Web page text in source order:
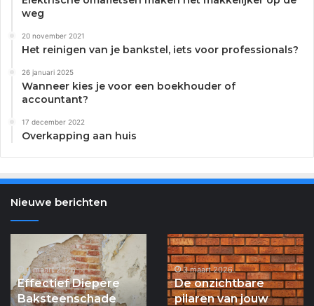
weg
20 november 2021
Het reinigen van je bankstel, iets voor professionals?
26 januari 2025
Wanneer kies je voor een boekhouder of
accountant?
17 december 2022
Overkapping aan huis
Nieuwe berichten
Diepere
Baksteenschade
Repareren
Verankert
3 maart 2026
Effectief Diepere
Baksteenschade
De
onzichtbare
pilaren
van
jouw
3 maart 2026
De onzichtbare
pilaren van jouw